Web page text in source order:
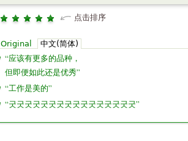
点击排序
Original 中文(简体)
“应该有更多的品种，
但即便如此还是优秀”
“工作是美的”
“굿굿굿굿굿굿굿굿굿굿굿굿굿굿굿굿”